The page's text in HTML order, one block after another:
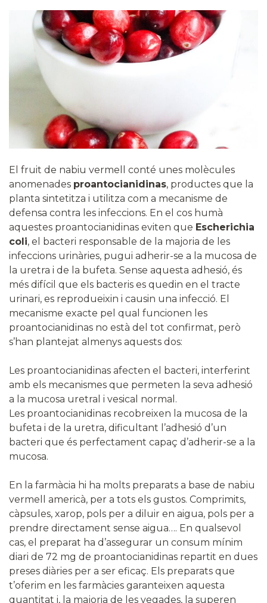
El fruit de nabiu vermell conté unes molècules
anomenades proantocianidinas, productes que la
planta sintetitza i utilitza com a mecanisme de
defensa contra les infeccions. En el cos humà
aquestes proantocianidinas eviten que Escherichia
coli, el bacteri responsable de la majoria de les
infeccions urinàries, pugui adherir-se a la mucosa de
la uretra i de la bufeta. Sense aquesta adhesió, és
més difícil que els bacteris es quedin en el tracte
urinari, es reprodueixin i causin una infecció. El
mecanisme exacte pel qual funcionen les
proantocianidinas no està del tot confirmat, però
s’han plantejat almenys aquests dos:
Les proantocianidinas afecten el bacteri, interferint
amb els mecanismes que permeten la seva adhesió
a la mucosa uretral i vesical normal.
Les proantocianidinas recobreixen la mucosa de la
bufeta i de la uretra, dificultant l’adhesió d’un
bacteri que és perfectament capaç d’adherir-se a la
mucosa.
En la farmàcia hi ha molts preparats a base de nabiu
vermell americà, per a tots els gustos. Comprimits,
càpsules, xarop, pols per a diluir en aigua, pols per a
prendre directament sense aigua…. En qualsevol
cas, el preparat ha d’assegurar un consum mínim
diari de 72 mg de proantocianidinas repartit en dues
preses diàries per a ser eficaç. Els preparats que
t’oferim en les farmàcies garanteixen aquesta
quantitat i, la majoria de les vegades, la superen